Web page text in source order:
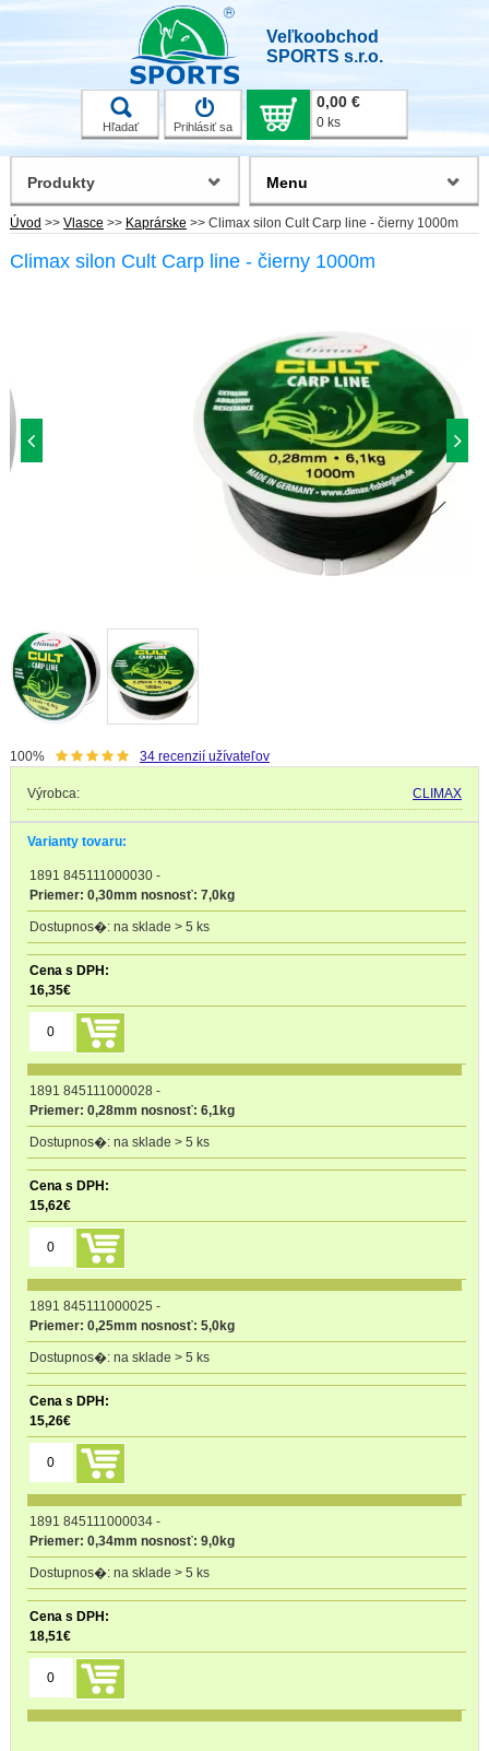
Veľkoobchod
SPORTS s.r.o.
Hľadať Prihlásiť sa
0,00 €
0 ks
Úvod >> Vlasce >> Kaprárske >> Climax silon Cult Carp line - čierny 1000m
Climax silon Cult Carp line - čierny 1000m
100% 34recenzií užívateľov
Výrobca: CLIMAX
Varianty tovaru:
1891 845111000030-
Priemer: 0,30mm nosnosť: 7,0kg
na sklade > 5 ks
16,35€
1891 845111000028-
Priemer: 0,28mm nosnosť: 6,1kg
na sklade > 5 ks
15,62€
1891 845111000025 -
Priemer: 0,25mm nosnosť: 5,0kg
na sklade > 5 ks
15,26€
1891 845111000034-
Priemer: 0,34mm nosnosť: 9,0kg
na sklade > 5 ks
18,51€
Produkty Menu